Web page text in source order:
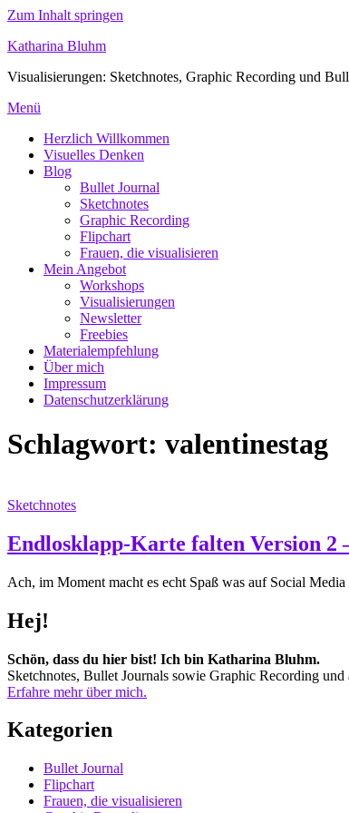
Zum Inhalt springen
Katharina Bluhm
Visualisierungen: Sketchnotes, Graphic Recording und
Menü
Herzlich Willkommen
Visuelles Denken
Blog
Bullet Journal
Sketchnotes
Graphic Recording
Flipchart
Frauen, die visualisieren
Mein Angebot
Workshops
Visualisierungen
Newsletter
Freebies
Materialempfehlung
Über mich
Impressum
Datenschutzerklärung
Schlagwort: valentinestag
Sketchnotes
Endlosklapp-Karte falten Version 2
Ach, im Moment macht es echt Spaß was auf Social
Hej!
Schön, dass du hier bist! Ich bin Katharina Bluhm.
Sketchnotes, Bullet Journals sowie Graphic Recording
Erfahre mehr über mich.
Kategorien
Bullet Journal
Flipchart
Frauen, die visualisieren